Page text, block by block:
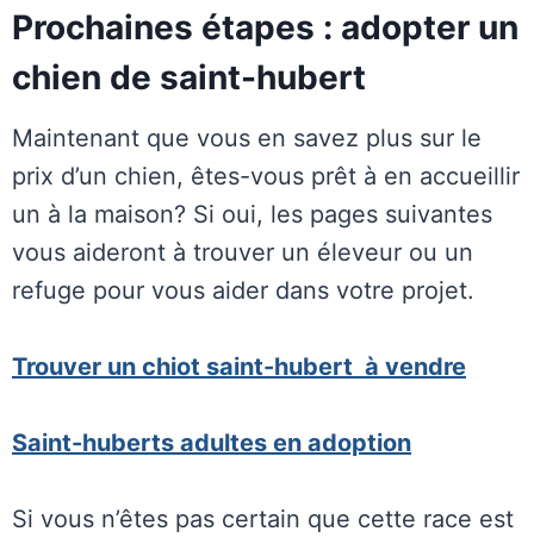
Prochaines étapes : adopter un
chien de saint-hubert
Maintenant que vous en savez plus sur le
prix d’un chien, êtes-vous prêt à en accueillir
un à la maison? Si oui, les pages suivantes
vous aideront à trouver un éleveur ou un
refuge pour vous aider dans votre projet.
Trouver un chiot saint-hubert à vendre
Saint-huberts adultes en adoption
Si vous n’êtes pas certain que cette race est